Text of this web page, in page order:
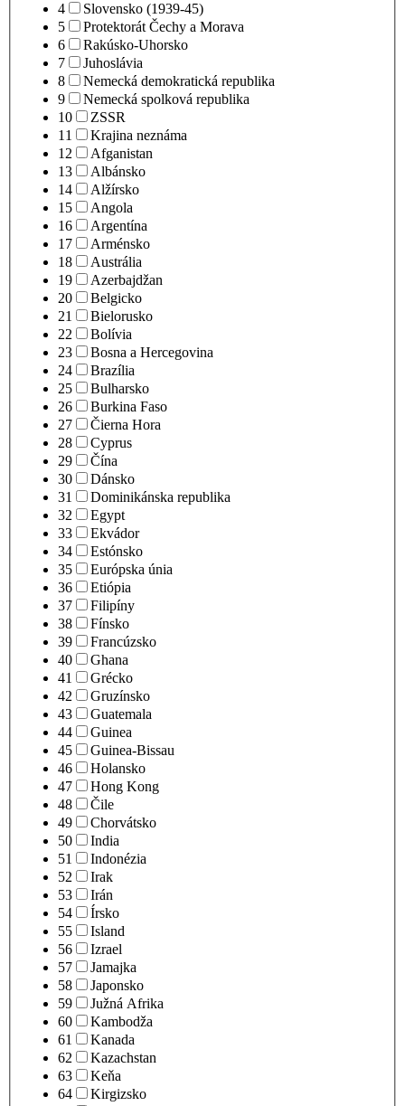
4
Slovensko (1939-45)
5
Protektorát Čechy a Morava
6
Rakúsko-Uhorsko
7
Juhoslávia
8
Nemecká demokratická republika
9
Nemecká spolková republika
10
ZSSR
11
Krajina neznáma
12
Afganistan
13
Albánsko
14
Alžírsko
15
Angola
16
Argentína
17
Arménsko
18
Austrália
19
Azerbajdžan
20
Belgicko
21
Bielorusko
22
Bolívia
23
Bosna a Hercegovina
24
Brazília
25
Bulharsko
26
Burkina Faso
27
Čierna Hora
28
Cyprus
29
Čína
30
Dánsko
31
Dominikánska republika
32
Egypt
33
Ekvádor
34
Estónsko
35
Európska únia
36
Etiópia
37
Filipíny
38
Fínsko
39
Francúzsko
40
Ghana
41
Grécko
42
Gruzínsko
43
Guatemala
44
Guinea
45
Guinea-Bissau
46
Holansko
47
Hong Kong
48
Čile
49
Chorvátsko
50
India
51
Indonézia
52
Irak
53
Irán
54
Írsko
55
Island
56
Izrael
57
Jamajka
58
Japonsko
59
Južná Afrika
60
Kambodža
61
Kanada
62
Kazachstan
63
Keňa
64
Kirgizsko